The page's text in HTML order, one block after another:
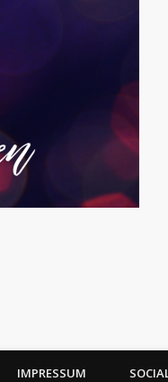
IMPRESSUM